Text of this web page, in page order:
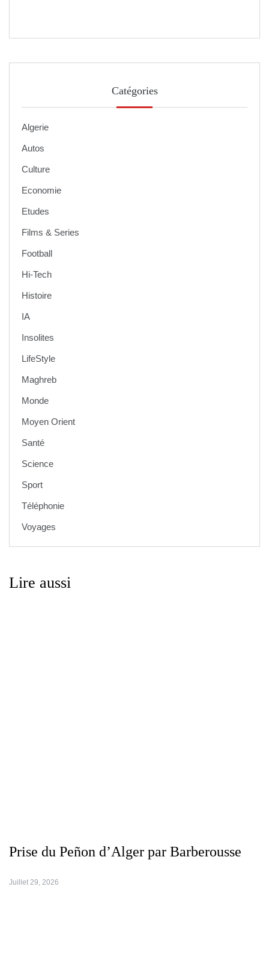
Catégories
Algerie
Autos
Culture
Economie
Etudes
Films & Series
Football
Hi-Tech
Histoire
IA
Insolites
LifeStyle
Maghreb
Monde
Moyen Orient
Santé
Science
Sport
Téléphonie
Voyages
Lire aussi
Prise du Peñon d’Alger par Barberousse
Juillet 29, 2026